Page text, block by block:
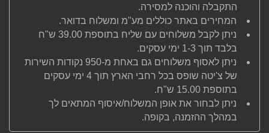
התקבלה והוכנה למסירה.
המחירים באתר כוללים מע"מ ומשלוח בדואר.
ניתן לקבל משלוחים עם שליח בתוספת 39.00 ש"ח
בלבד תוך 1-3 ימי עסקים.
ניתן לאסוף משלוחים גם באחת מ-950 נקודות השירות
של צ'יטה שופס בכל רחבי הארץ תוך 4 ימי עסקים
בתוספת 15.00 ש"ח.
ניתן לבחור את אופן המשלוח/איסוף המתאים לך
במהלך ההזמנה, בקופה.